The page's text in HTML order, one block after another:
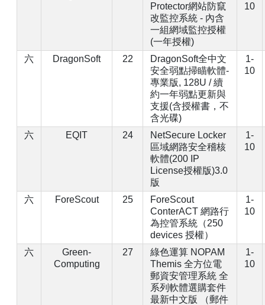
Protector網站防竄
改監控系統 - 內含
一組網域監控授權
(一年授權)
10
六 DragonSoft 22
DragonSoft全中文
安全弱點掃瞄軟體-
專業版, 128U / 續
約一年弱點更新與
支援(含授權書，不
含光碟)
1-
10
六 EQIT 24
NetSecure Locker
區域網路安全稽核
軟體(200 IP
License授權版)3.0
版
1-
10
六 ForeScout 25
ForeScout
ConterACT 網路行
為控管系統（250
devices 授權）
1-
10
六
Green-
Computing
27
綠色運算 NOPAM
Themis 全方位電
郵資安管理系統 全
系列軟體選購套件
最新中文版 （郵件
1-
10